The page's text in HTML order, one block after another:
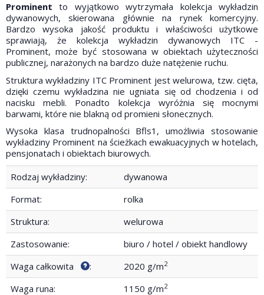
Prominent to wyjątkowo wytrzymała kolekcja wykładzin
dywanowych, skierowana głównie na rynek komercyjny.
Bardzo wysoka jakość produktu i właściwości użytkowe
sprawiają, że kolekcja wykładzin dywanowych ITC -
Prominent, może być stosowana w obiektach użyteczności
publicznej, narażonych na bardzo duże natężenie ruchu.
Struktura wykładziny ITC Prominent jest welurowa, tzw. cięta,
dzięki czemu wykładzina nie ugniata się od chodzenia i od
nacisku mebli. Ponadto kolekcja wyróżnia się mocnymi
barwami, które nie blakną od promieni słonecznych.
Wysoka klasa trudnopalności Bfls1, umożliwia stosowanie
wykładziny Prominent na ścieżkach ewakuacyjnych w hotelach,
pensjonatach i obiektach biurowych.
Rodzaj wykładziny:
dywanowa
Format:
rolka
Struktura:
welurowa
Zastosowanie:
biuro / hotel / obiekt handlowy
Waga całkowita
: 2020 g/m2
Waga runa: 1150 g/m2